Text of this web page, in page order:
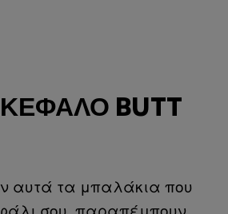
BUTT
αυτά τα μπαλάκια που
σου, παραπέμπουν